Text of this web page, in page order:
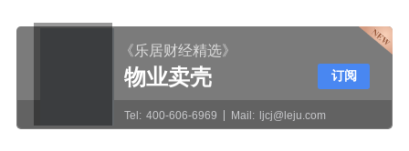
《乐居财经精选》
物业卖壳
Tel: 400-606-6969 Mail: ljcj@leju.com
订阅